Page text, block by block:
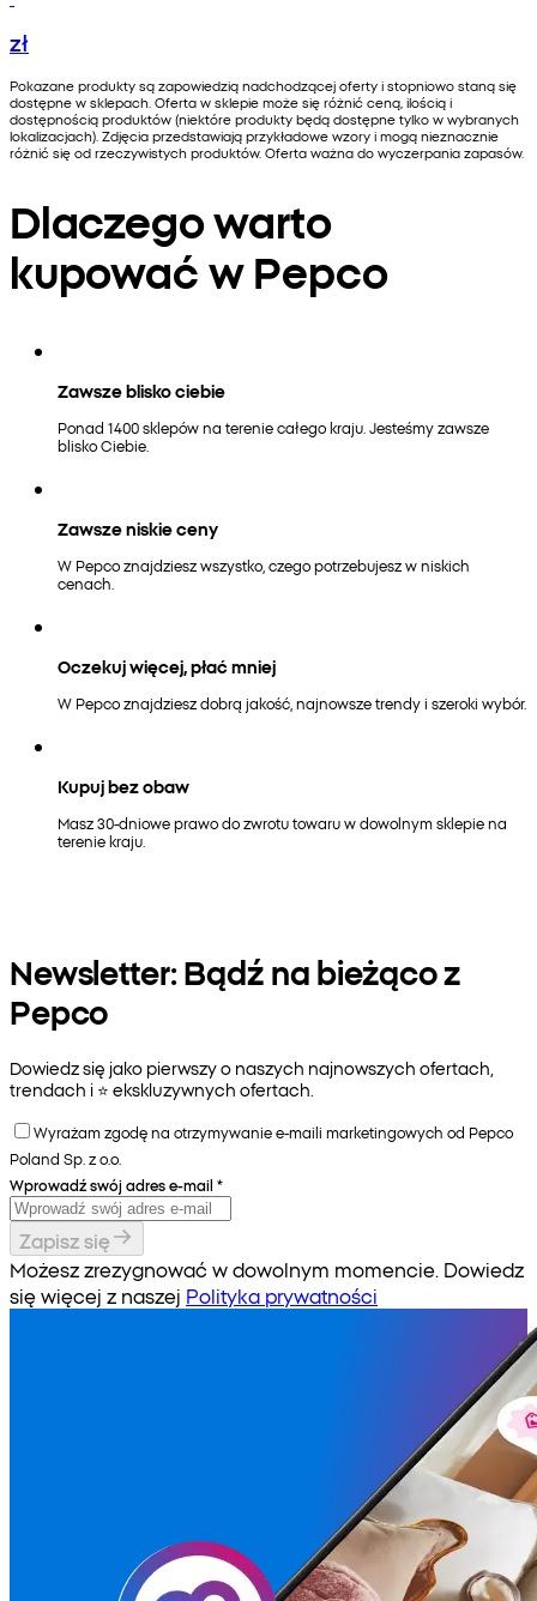
zł
Pokazane produkty są zapowiedzią nadchodzącej oferty i stopniowo staną się
dostępne w sklepach. Oferta w sklepie może się różnić ceną, ilością i
dostępnością produktów (niektóre produkty będą dostępne tylko w wybranych
lokalizacjach). Zdjęcia przedstawiają przykładowe wzory i mogą nieznacznie
różnić się od rzeczywistych produktów. Oferta ważna do wyczerpania zapasów.
Dlaczego warto
kupować w Pepco
Zawsze blisko ciebie
Ponad 1400 sklepów na terenie całego kraju. Jesteśmy zawsze
blisko Ciebie.
Zawsze niskie ceny
W Pepco znajdziesz wszystko, czego potrzebujesz w niskich
cenach.
Oczekuj więcej, płać mniej
W Pepco znajdziesz dobrą jakość, najnowsze trendy i szeroki wybór.
Kupuj bez obaw
Masz 30-dniowe prawo do zwrotu towaru w dowolnym sklepie na
terenie kraju.
Newsletter: Bądź na bieżąco z
Pepco
Dowiedz się jako pierwszy o naszych najnowszych ofertach,
trendach i ⭐️ ekskluzywnych ofertach.
Wyrażam zgodę na otrzymywanie e-maili marketingowych od Pepco
Poland Sp. z o.o.
Wprowadź swój adres e-mail *
Zapisz się
Możesz zrezygnować w dowolnym momencie. Dowiedz
się więcej z naszej Polityka prywatności